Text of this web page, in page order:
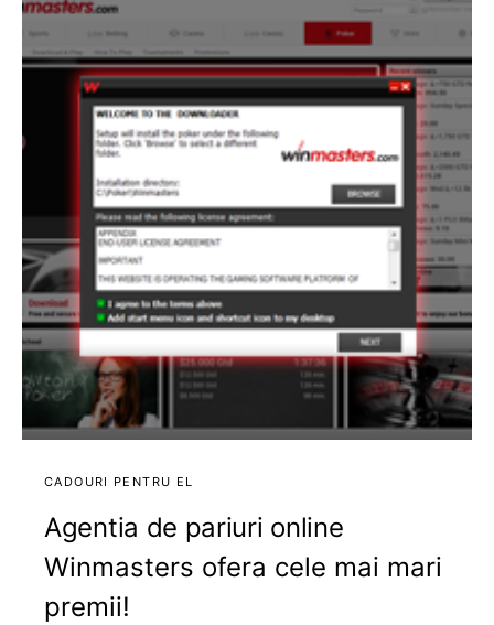
CADOURI PENTRU EL
Agentia de pariuri online
Winmasters ofera cele mai mari
premii!